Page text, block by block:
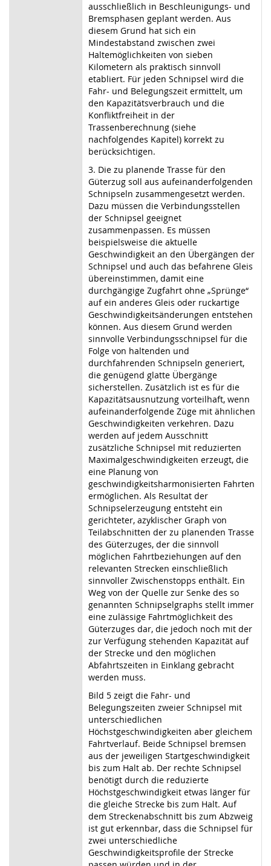
ausschließlich in Beschleunigungs- und
Bremsphasen geplant werden. Aus
diesem Grund hat sich ein
Mindestabstand zwischen zwei
Haltemöglichkeiten von sieben
Kilometern als praktisch sinnvoll
etabliert. Für jeden Schnipsel wird die
Fahr- und Belegungszeit ermittelt, um
den Kapazitätsverbrauch und die
Konfliktfreiheit in der
Trassenberechnung (siehe
nachfolgendes Kapitel) korrekt zu
berücksichtigen.
3. Die zu planende Trasse für den
Güterzug soll aus aufeinanderfolgenden
Schnipseln zusammengesetzt werden.
Dazu müssen die Verbindungsstellen
der Schnipsel geeignet
zusammenpassen. Es müssen
beispielsweise die aktuelle
Geschwindigkeit an den Übergängen der
Schnipsel und auch das befahrene Gleis
übereinstimmen, damit eine
durchgängige Zugfahrt ohne „Sprünge“
auf ein anderes Gleis oder ruckartige
Geschwindigkeitsänderungen entstehen
können. Aus diesem Grund werden
sinnvolle Verbindungsschnipsel für die
Folge von haltenden und
durchfahrenden Schnipseln generiert,
die genügend glatte Übergänge
sicherstellen. Zusätzlich ist es für die
Kapazitätsausnutzung vorteilhaft, wenn
aufeinanderfolgende Züge mit ähnlichen
Geschwindigkeiten verkehren. Dazu
werden auf jedem Ausschnitt
zusätzliche Schnipsel mit reduzierten
Maximalgeschwindigkeiten erzeugt, die
eine Planung von
geschwindigkeitsharmonisierten Fahrten
ermöglichen. Als Resultat der
Schnipselerzeugung entsteht ein
gerichteter, azyklischer Graph von
Teilabschnitten der zu planenden Trasse
des Güterzuges, der die sinnvoll
möglichen Fahrtbeziehungen auf den
relevanten Strecken einschließlich
sinnvoller Zwischenstopps enthält. Ein
Weg von der Quelle zur Senke des so
genannten Schnipselgraphs stellt immer
eine zulässige Fahrtmöglichkeit des
Güterzuges dar, die jedoch noch mit der
zur Verfügung stehenden Kapazität auf
der Strecke und den möglichen
Abfahrtszeiten in Einklang gebracht
werden muss.
Bild 5 zeigt die Fahr- und
Belegungszeiten zweier Schnipsel mit
unterschiedlichen
Höchstgeschwindigkeiten aber gleichem
Fahrtverlauf. Beide Schnipsel bremsen
aus der jeweiligen Startgeschwindigkeit
bis zum Halt ab. Der rechte Schnipsel
benötigt durch die reduzierte
Höchstgeschwindigkeit etwas länger für
die gleiche Strecke bis zum Halt. Auf
dem Streckenabschnitt bis zum Abzweig
ist gut erkennbar, dass die Schnipsel für
zwei unterschiedliche
Geschwindigkeitsprofile der Strecke